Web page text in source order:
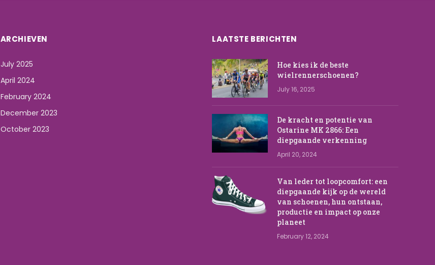
ARCHIEVEN
July 2025
April 2024
February 2024
December 2023
October 2023
LAATSTE BERICHTEN
Hoe kies ik de beste
wielrennerschoenen?
July 16, 2025
De kracht en potentie van
Ostarine MK 2866: Een
diepgaande verkenning
April 20, 2024
Van leder tot loopcomfort: een
diepgaande kijk op de wereld
van schoenen, hun ontstaan,
productie en impact op onze
planeet
February 12, 2024